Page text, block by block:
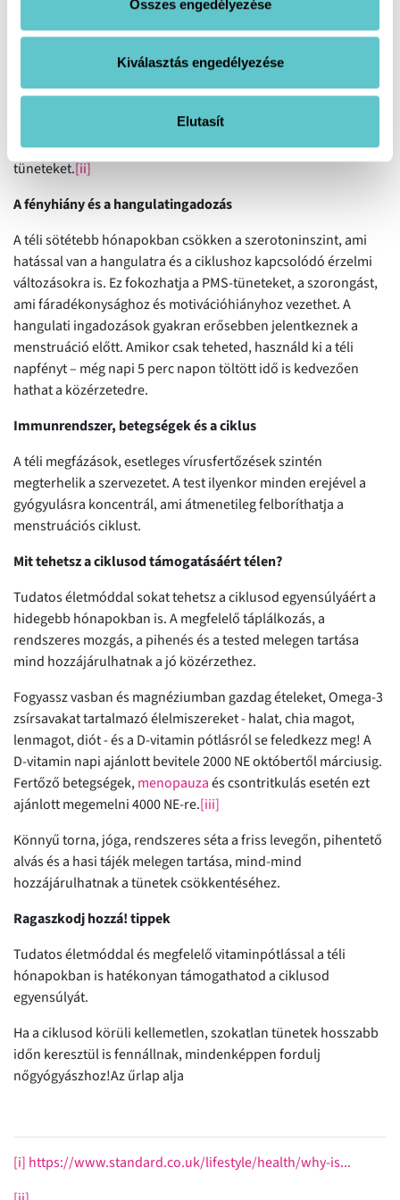
Összes engedélyezése
Kiválasztás engedélyezése
Elutasít
A hideg hatására az erek összehúzódnak, ami ronthatja a
vérkeringést a kismedence területén. Ez hozzájárulhat az
Télen gyakrabban előfordulhat erősebb alhasi görcs,
derékfájás, általános izomfeszülés, valamint feszülő, érzékeny
mellek. A réteges öltözködés, a meleg fürdő, illetve a hasi és
deréktájra helyezett melegítőpárna segíthet enyhíteni a
tüneteket.[ii]
A fényhiány és a hangulatingadozás
A téli sötétebb hónapokban csökken a szerotoninszint, ami
hatással van a hangulatra és a ciklushoz kapcsolódó érzelmi
változásokra is. Ez fokozhatja a PMS-tüneteket, a szorongást,
ami fáradékonysághoz és motivációhiányhoz vezethet. A
hangulati ingadozások gyakran erősebben jelentkeznek a
menstruáció előtt. Amikor csak teheted, használd ki a téli
napfényt – még napi 5 perc napon töltött idő is kedvezően
hathat a közérzetedre.
Immunrendszer, betegségek és a ciklus
A téli megfázások, esetleges vírusfertőzések szintén
megterhelik a szervezetet. A test ilyenkor minden erejével a
gyógyulásra koncentrál, ami átmenetileg felboríthatja a
menstruációs ciklust.
Mit tehetsz a ciklusod támogatásáért télen?
Tudatos életmóddal sokat tehetsz a ciklusod egyensúlyáért a
hidegebb hónapokban is. A megfelelő táplálkozás, a
rendszeres mozgás, a pihenés és a tested melegen tartása
mind hozzájárulhatnak a jó közérzethez.
Fogyassz vasban és magnéziumban gazdag ételeket, Omega-3
zsírsavakat tartalmazó élelmiszereket - halat, chia magot,
lenmagot, diót - és a D-vitamin pótlásról se feledkezz meg! A
D-vitamin napi ajánlott bevitele 2000 NE októbertől márciusig.
Fertőző betegségek,menopauzaés csontritkulás esetén ezt
ajánlott megemelni 4000 NE-re.[iii]
Könnyű torna, jóga, rendszeres séta a friss levegőn, pihentető
alvás és a hasi tájék melegen tartása, mind-mind
hozzájárulhatnak a tünetek csökkentéséhez.
Ragaszkodj hozzá! tippek
Tudatos életmóddal és megfelelő vitaminpótlással a téli
hónapokban is hatékonyan támogathatod a ciklusod
egyensúlyát.
Ha a ciklusod körüli kellemetlen, szokatlan tünetek hosszabb
időn keresztül is fennállnak, mindenképpen fordulj
nőgyógyászhoz!Az űrlap alja
[i] https://www.standard.co.uk/lifestyle/health/why-is...